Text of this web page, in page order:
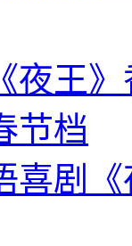
夜王
节档
喜剧